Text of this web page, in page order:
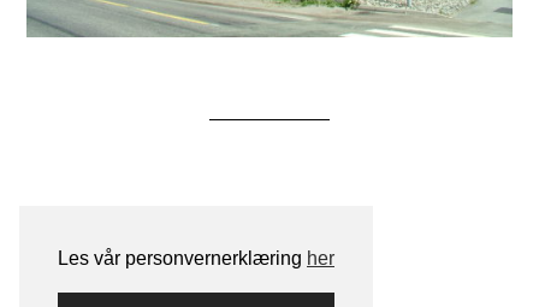
Les vår personvernerklæring her